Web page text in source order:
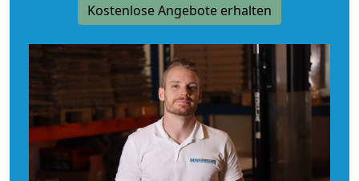
Kostenlose Angebote erhalten